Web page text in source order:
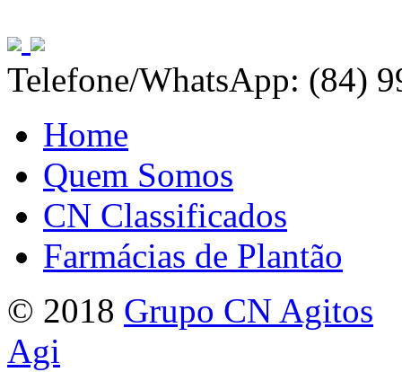
Telefone/WhatsApp: (84)
Home
Quem Somos
CN Classificados
Farmácias de Plantão
© 2018 Grupo CN Agitos
Agi